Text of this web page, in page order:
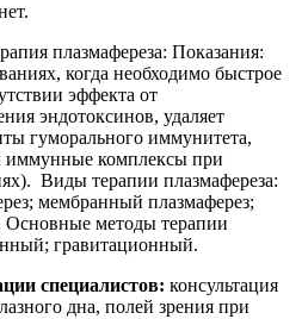
плазмафереза: Показания:
когда необходимо быстрое
эффекта от
эндотоксинов, удаляет
гуморального иммунитета,
иммунные комплексы при
Виды терапии плазмафереза:
мембранный плазмаферез;
методы терапии
гравитационный.
специалистов: консультация
дна, полей зрения при